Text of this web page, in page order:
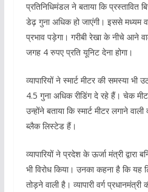
प्रतिनिधिमंडल ने बताया कि प्रस्तावित
डेढ़ गुना अधिक हो जाएंगी। इससे मध्यम
प्रभाव पड़ेगा। गरीबी रेखा के नीचे आने
जगह 4 रुपए प्रति यूनिट देना होगा।
व्यापारियों ने स्मार्ट मीटर की समस्या
4.5 गुना अधिक रीडिंग दे रहे हैं। चेक
उन्होंने बताया कि स्मार्ट मीटर लगाने
ब्लैक लिस्टेड हैं।
व्यापारियों ने प्रदेश के ऊर्जा मंत्री द्वारा
भी विरोध किया। उनका कहना है कि यह
तोड़ने वाली है। व्यापारी वर्ग